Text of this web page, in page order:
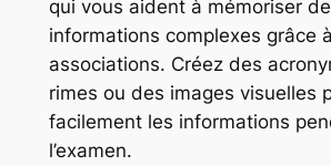
qui vous aident à mémoriser
informations complexes grâce
associations. Créez des
rimes ou des images visuelles
facilement les informations
l’examen.